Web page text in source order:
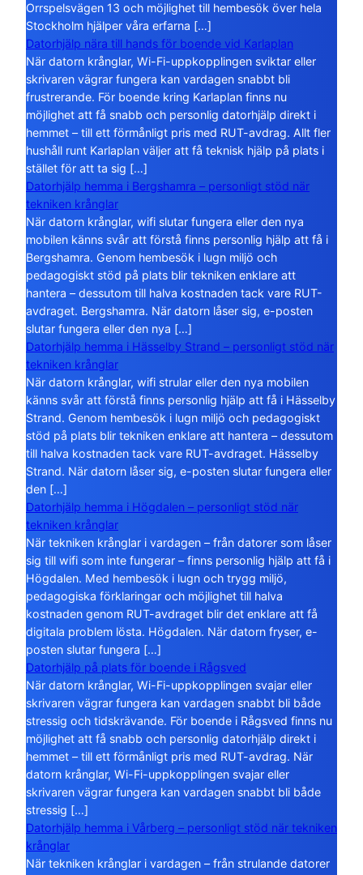
Orrspelsvägen 13 och möjlighet till hembesök över hela
Stockholm hjälper våra erfarna […]
Datorhjälp nära till hands för boende vid Karlaplan
När datorn krånglar, Wi-Fi-uppkopplingen sviktar eller
skrivaren vägrar fungera kan vardagen snabbt bli
frustrerande. För boende kring Karlaplan finns nu
möjlighet att få snabb och personlig datorhjälp direkt i
hemmet – till ett förmånligt pris med RUT-avdrag. Allt fler
hushåll runt Karlaplan väljer att få teknisk hjälp på plats i
stället för att ta sig […]
Datorhjälp hemma i Bergshamra – personligt stöd när
tekniken krånglar
När datorn krånglar, wifi slutar fungera eller den nya
mobilen känns svår att förstå finns personlig hjälp att få i
Bergshamra. Genom hembesök i lugn miljö och
pedagogiskt stöd på plats blir tekniken enklare att
hantera – dessutom till halva kostnaden tack vare RUT-
avdraget. Bergshamra. När datorn låser sig, e-posten
slutar fungera eller den nya […]
Datorhjälp hemma i Hässelby Strand – personligt stöd när
tekniken krånglar
När datorn krånglar, wifi strular eller den nya mobilen
känns svår att förstå finns personlig hjälp att få i Hässelby
Strand. Genom hembesök i lugn miljö och pedagogiskt
stöd på plats blir tekniken enklare att hantera – dessutom
till halva kostnaden tack vare RUT-avdraget. Hässelby
Strand. När datorn låser sig, e-posten slutar fungera eller
den […]
Datorhjälp hemma i Högdalen – personligt stöd när
tekniken krånglar
När tekniken krånglar i vardagen – från datorer som låser
sig till wifi som inte fungerar – finns personlig hjälp att få i
Högdalen. Med hembesök i lugn och trygg miljö,
pedagogiska förklaringar och möjlighet till halva
kostnaden genom RUT-avdraget blir det enklare att få
digitala problem lösta. Högdalen. När datorn fryser, e-
posten slutar fungera […]
Datorhjälp på plats för boende i Rågsved
När datorn krånglar, Wi-Fi-uppkopplingen svajar eller
skrivaren vägrar fungera kan vardagen snabbt bli både
stressig och tidskrävande. För boende i Rågsved finns nu
möjlighet att få snabb och personlig datorhjälp direkt i
hemmet – till ett förmånligt pris med RUT-avdrag. När
datorn krånglar, Wi-Fi-uppkopplingen svajar eller
skrivaren vägrar fungera kan vardagen snabbt bli både
stressig […]
Datorhjälp hemma i Vårberg – personligt stöd när tekniken
krånglar
När tekniken krånglar i vardagen – från strulande datorer